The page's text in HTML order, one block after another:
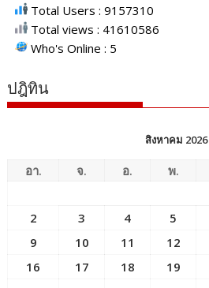
Total Users : 9157310
Total views : 41610586
Who's Online : 5
ปฎิทิน
สิงหาคม 2026
อา. จ. อ. พ.
2
3 4 5
9
10 11 12
16
17 18 19